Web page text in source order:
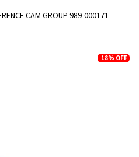
CAM GROUP 989-000171
18% OFF